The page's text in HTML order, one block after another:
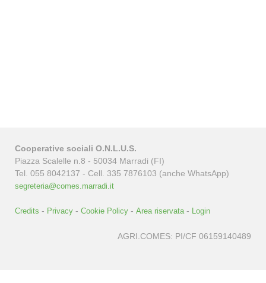
Cooperative sociali O.N.L.U.S.
Piazza Scalelle n.8 - 50034 Marradi (FI)
Tel. 055 8042137 - Cell. 335 7876103 (anche WhatsApp)
segreteria@comes.marradi.it
Credits - Privacy - Cookie Policy - Area riservata- Login
AGRI.COMES: PI/CF 06159140489